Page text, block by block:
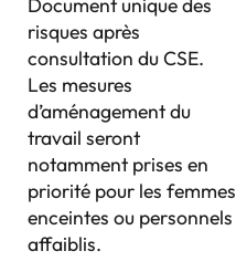
risques après
consultation du CSE.
Les mesures
d’aménagement du
travail seront
notamment prises en
priorité pour les femmes
enceintes ou personnels
affaiblis.